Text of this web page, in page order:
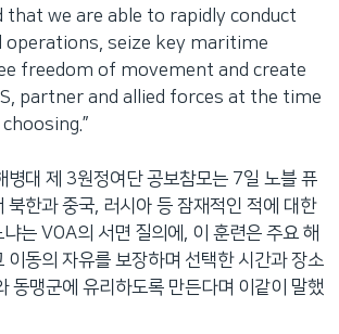
that we are able to rapidly conduct
operations, seize key maritime
freedom of movement and create
partner and allied forces at the time
병대 제 3원정여단 공보참모는 7일 노블 퓨
북한과 중국, 러시아 등 잠재적인 적에 대한
는 VOA의 서면 질의에, 이 훈련은 주요 해
이동의 자유를 보장하며 선택한 시간과 장소
동맹군에 유리하도록 만든다며 이같이 말했